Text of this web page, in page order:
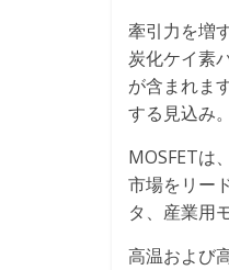
牽引力を増
炭化ケイ素
が含まれま
する見込み。
MOSFETは
市場をリー
タ、産業用
高温および